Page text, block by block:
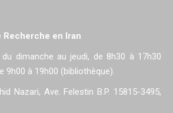
Recherche en Iran
dimanche au jeudi, de 8h30 à 17h30
9h00 à 19h00 (bibliothèque).
Nazari, Ave. Felestin B.P. 15815-3495,